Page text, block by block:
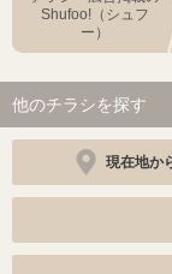
Shufoo!（シュフ
ー）
他のチラシを探す
現在地か